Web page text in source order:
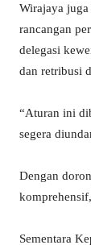
Wirajaya juga
rancangan
delegasi
dan retribusi
“Aturan ini
segera
Dengan
Sementara